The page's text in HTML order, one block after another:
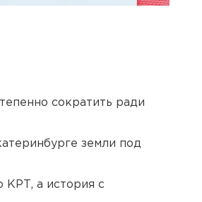
сократить ради
земли под
КРТ, а история с